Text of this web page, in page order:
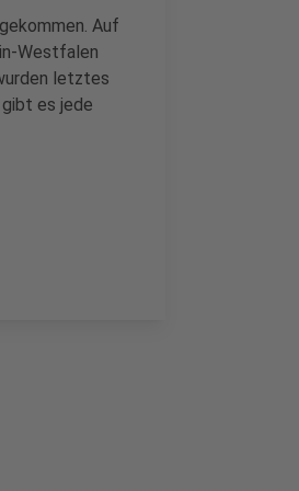
Auf
Westfalen
letztes
gibt es jede